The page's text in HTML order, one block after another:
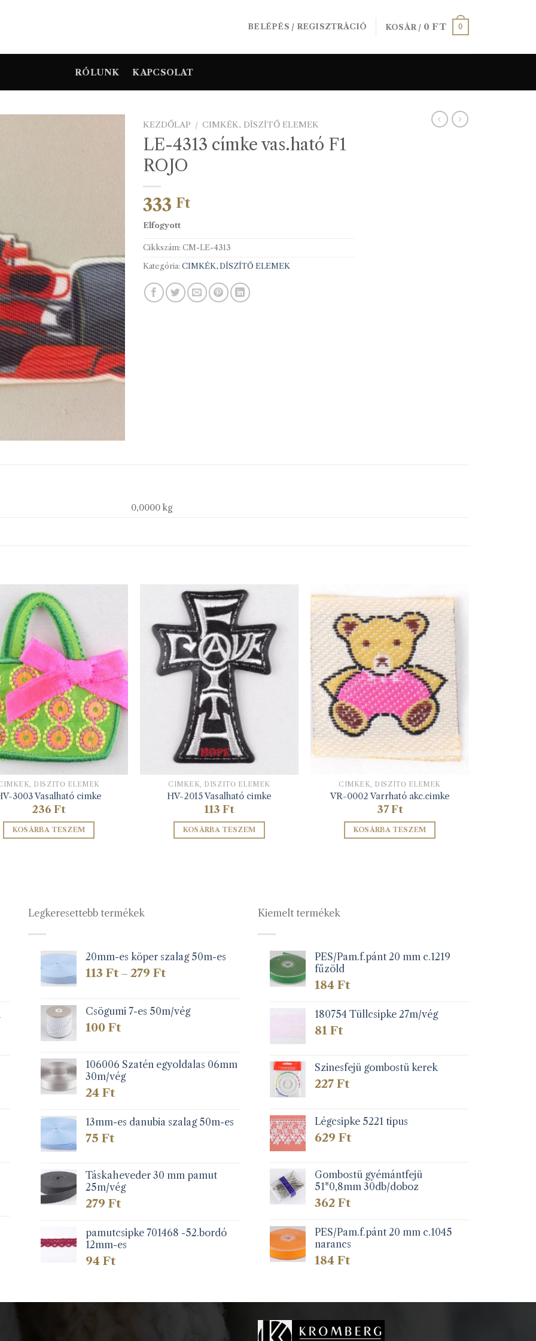
BELÉPÉS / REGISZTRÁCIÓ KOSÁR / 0FT 0
RÓLUNK KAPCSOLAT
KEZDŐLAP / CIMKÉK, DÍSZÍTŐ ELEMEK
LE-4313 címke vas.ható F1
ROJO
333 Ft
Elfogyott
Cikkszám: CM-LE-4313
Kategória: CIMKÉK, DÍSZÍTŐ ELEMEK
0,0000 kg
DÍSZÍTŐ ELEMEK
3003 Vasalható cimke
236 Ft
KOSÁRBA TESZEM
CIMKÉK, DÍSZÍTŐ ELEMEK
HV-2015 Vasalható cimke
113 Ft
KOSÁRBA TESZEM
CIMKÉK, DÍSZÍTŐ ELEMEK
VR-0002 Varrható akc.cimke
37Ft
KOSÁRBA TESZEM
Legkeresettebb termékek
20mm-es köper szalag 50m-es
113Ft – 279FtÁrtartomány:
279 Ft
Csögumi 7-es 50m/vég
100Ft
106006 Szatén egyoldalas 06mm
30m/vég
24Ft
13mm-es danubia szalag 50m-es
75Ft
Táskaheveder 30 mm pamut
25m/vég
279Ft
pamutcsipke 701468 -52.bordó
12mm-es
94Ft
Kiemelt termékek
PES/Pam.f.pánt 20 mm c.1219
fűzöld
184Ft
180754 Tüllcsipke 27m/vég
81Ft
Szinesfejü gombostü kerek
227Ft
Légcsipke 5221 tipus
629Ft
Gombostü gyémántfejü
51*0,8mm 30db/doboz
362Ft
PES/Pam.f.pánt 20 mm c.1045
narancs
184Ft